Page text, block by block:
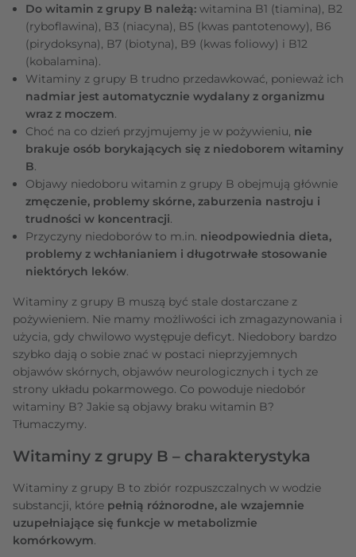
Do witamin z grupy B należą: witamina B1 (tiamina), B2
(ryboflawina), B3 (niacyna), B5 (kwas pantotenowy), B6
(pirydoksyna), B7 (biotyna), B9 (kwas foliowy) i B12
(kobalamina).
Witaminy z grupy B trudno przedawkować, ponieważ ich
nadmiar jest automatycznie wydalany z organizmu
wraz z moczem.
Choć na co dzień przyjmujemy je w pożywieniu, nie
brakuje osób borykających się z niedoborem witaminy
B.
Objawy niedoboru witamin z grupy B obejmują głównie
zmęczenie, problemy skórne, zaburzenia nastroju i
trudności w koncentracji.
Przyczyny niedoborów to m.in. nieodpowiednia dieta,
problemy z wchłanianiem i długotrwałe stosowanie
niektórych leków.
Witaminy z grupy B muszą być stale dostarczane z
pożywieniem. Nie mamy możliwości ich zmagazynowania i
użycia, gdy chwilowo występuje deficyt. Niedobory bardzo
szybko dają o sobie znać w postaci nieprzyjemnych
objawów skórnych, objawów neurologicznych i tych ze
strony układu pokarmowego. Co powoduje niedobór
witaminy B? Jakie są objawy braku witamin B?
Tłumaczymy.
Witaminy z grupy B – charakterystyka
Witaminy z grupy B to zbiór rozpuszczalnych w wodzie
substancji, które pełnią różnorodne, ale wzajemnie
uzupełniające się funkcje w metabolizmie
komórkowym.